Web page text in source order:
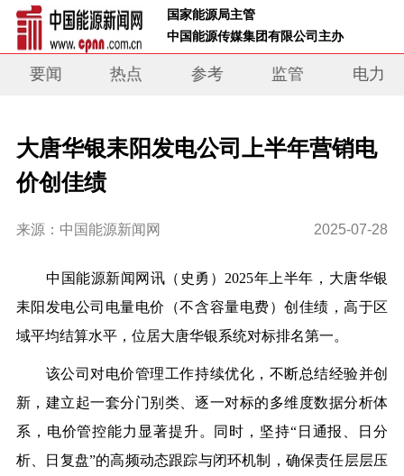
国家能源局主管
中国能源传媒集团有限公司主办
要闻 热点 参考 监管 电力
大唐华银耒阳发电公司上半年营销电
价创佳绩
来源：中国能源新闻网 2025-07-28
中国能源新闻网讯 （史勇） 2025年上半年，大唐华银
耒阳发电公司电量电价（不含容量电费）创佳绩，高于区
域平均结算水平，位居大唐华银系统对标排名第一。
该公司对电价管理工作持续优化，不断总结经验并创
新，建立起一套分门别类、逐一对标的多维度数据分析体
系，电价管控能力显著提升。同时，坚持“日通报、日分
析、日复盘”的高频动态跟踪与闭环机制，确保责任层层压